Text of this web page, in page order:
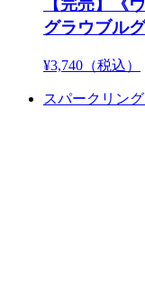
【完売】《
グラウブル
¥3,740 （税込）
スパークリン